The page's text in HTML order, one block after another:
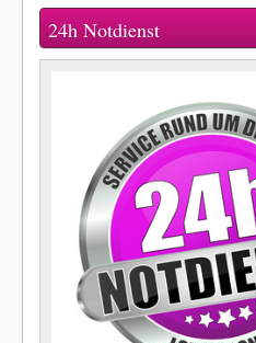
24h Notdienst